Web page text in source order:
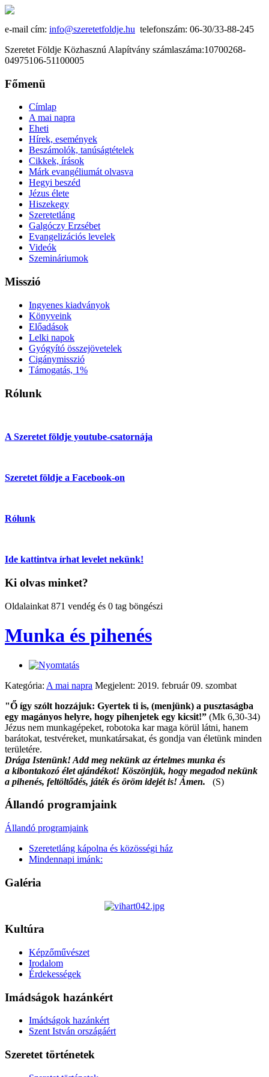
e-mail cím: info@szeretetfoldje.hu telefonszám: 06-30/33-88-245
Szeretet Földje Közhasznú Alapítvány számlaszáma:10700268-
04975106-51100005
Főmenü
Címlap
A mai napra
Eheti
Hírek, események
Beszámolók, tanúságtételek
Cikkek, írások
Márk evangéliumát olvasva
Hegyi beszéd
Jézus élete
Hiszekegy
Szeretetláng
Galgóczy Erzsébet
Evangelizációs levelek
Videók
Szemináriumok
Misszió
Ingyenes kiadványok
Könyveink
Előadások
Lelki napok
Gyógyító összejövetelek
Cigánymisszió
Támogatás, 1%
Rólunk
A Szeretet földje youtube-csatornája
Szeretet földje a Facebook-on
Rólunk
Ide kattintva írhat levelet nekünk!
Ki olvas minket?
Oldalainkat 871 vendég és 0 tag böngészi
Munka és pihenés
Kategória: A mai napra Megjelent: 2019. február 09. szombat
"Ő így szólt hozzájuk: Gyertek ti is, (menjünk) a pusztaságba
egy magányos helyre, hogy pihenjetek egy kicsit!” (Mk 6,30-34)
Jézus nem munkagépeket, robotoka kar maga körül látni, hanem
barátokat, testvéreket, munkatársakat, és gondja van életünk minden
területére.
Drága Istenünk! Add meg nekünk az értelmes munka és
a kibontakozó élet ajándékot! Köszönjük, hogy megadod nekünk
a pihenés, feltöltődés, játék és öröm idejét is! Ámen. (S)
Állandó programjaink
Állandó programjaink
Szeretetláng kápolna és közösségi ház
Mindennapi imánk:
Galéria
Kultúra
Képzőművészet
Irodalom
Érdekességek
Imádságok hazánkért
Imádságok hazánkért
Szent István országáért
Szeretet történetek